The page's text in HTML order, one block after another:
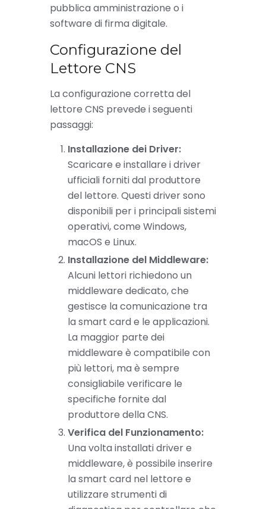
pubblica amministrazione o i
software di firma digitale.
Configurazione del
Lettore CNS
La configurazione corretta del
lettore CNS prevede i seguenti
passaggi:
Installazione dei Driver:
Scaricare e installare i driver
ufficiali forniti dal produttore
del lettore. Questi driver sono
disponibili per i principali sistemi
operativi, come Windows,
macOS e Linux.
Installazione del Middleware:
Alcuni lettori richiedono un
middleware dedicato, che
gestisce la comunicazione tra
la smart card e le applicazioni.
La maggior parte dei
middleware è compatibile con
più lettori, ma è sempre
consigliabile verificare le
specifiche fornite dal
produttore della CNS.
Verifica del Funzionamento:
Una volta installati driver e
middleware, è possibile inserire
la smart card nel lettore e
utilizzare strumenti di